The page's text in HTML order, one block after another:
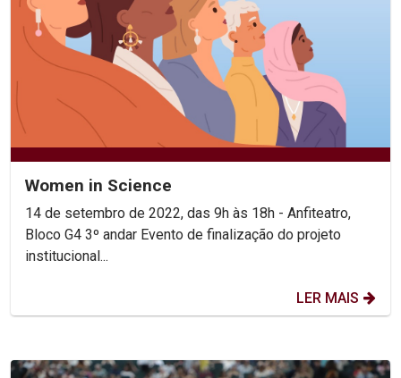
Women in Science
14 de setembro de 2022, das 9h às 18h - Anfiteatro,
Bloco G4 3º andar Evento de finalização do projeto
institucional...
LER MAIS